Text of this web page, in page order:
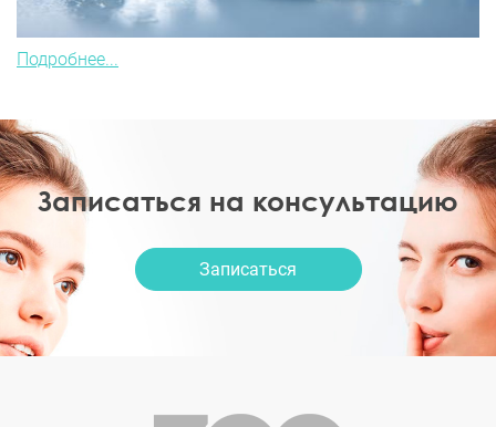
Подробнее...
Записаться на консультацию
Записаться